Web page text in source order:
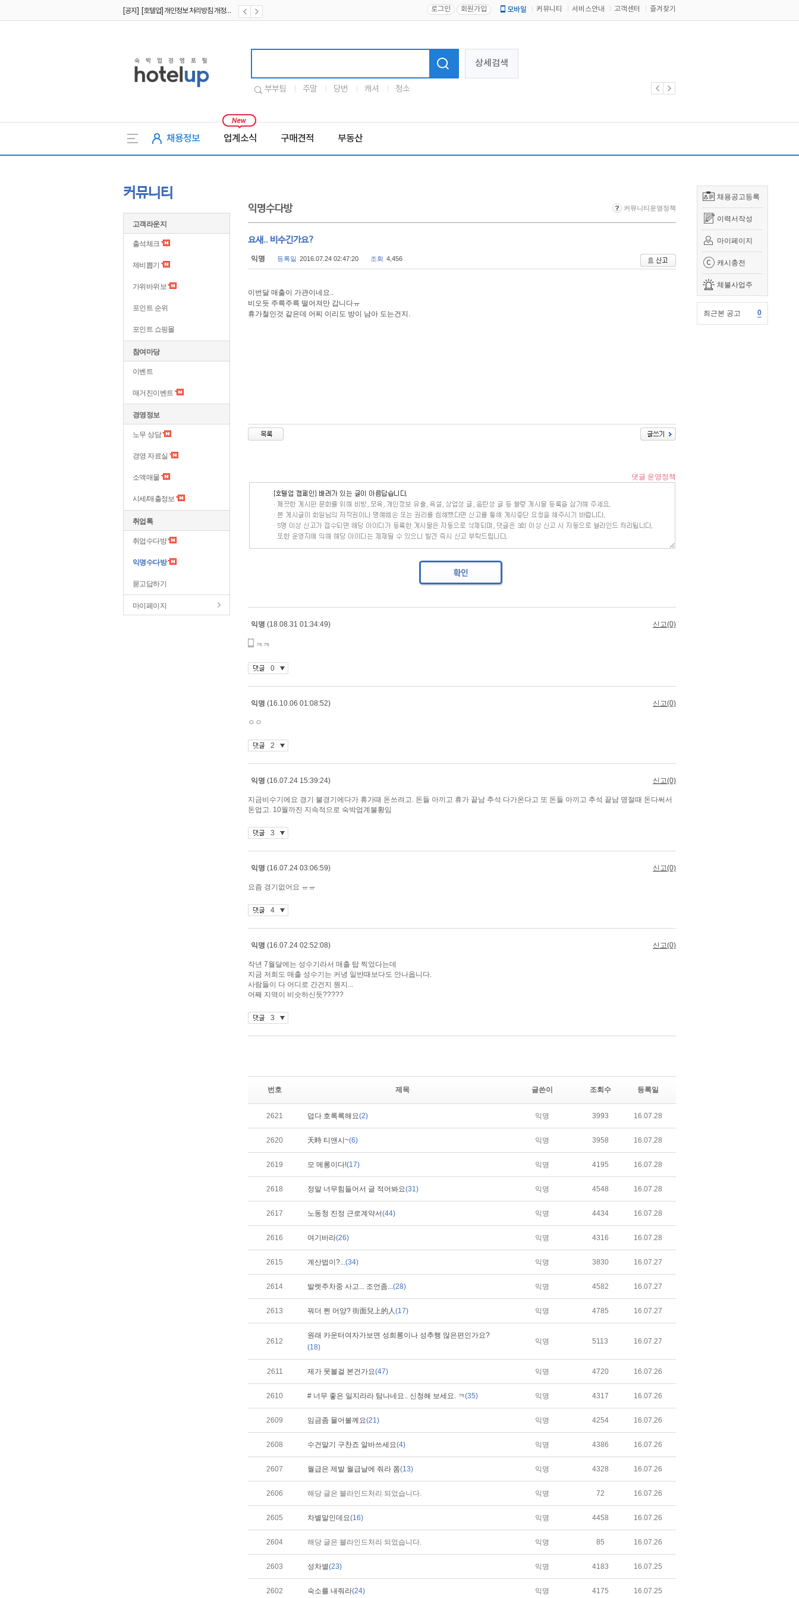
[공지] [호텔업] 개인정보 처리방침 개정본1 (19.09.02) 로그인 회원가입 모바일 커뮤니티 서비스안내 고객센터 즐겨찾기
상세검색
부부팀 주말 당번 캐셔 청소
채용정보 업계소식 구매견적 부동산
채용공고등록
이력서작성
마이페이지
캐시충전
체불사업주
최근본 공고 0
커뮤니티
고객라운지
출석체크
제비뽑기
가위바위보
포인트 순위
포인트 쇼핑몰
참여마당
이벤트
매거진이벤트
경영정보
노무 상담
경영 자료실
소액매물
시세/매출정보
취업톡
취업수다방
익명수다방
묻고답하기
마이페이지
익명수다방 커뮤니티운영정책
요새.. 비수긴가요?
익명 등록일 2016.07.24 02:47:20 조회 4,456
이번달 매출이 가관이네요..
비오듯 주륵주륵 떨어져만 갑니다ㅠ
휴가철인것 같은데 어찌 이리도 방이 남아 도는건지.
번호 제목 글쓴이 조회수 등록일
2621 덥다 호록록해요(2) 익명 3993 16.07.28
2620 天時 티앤시~(6) 익명 3958 16.07.28
2619 모 메롱이다!(17) 익명 4195 16.07.28
2618 정말 너무힘들어서 글 적어봐요(31) 익명 4548 16.07.28
2617 노동청 진정 근로계약서(44) 익명 4434 16.07.28
2616 여기바라(26) 익명 4316 16.07.28
2615 계산법이?...(34) 익명 3830 16.07.27
2614 발렛주차중 사고... 조언좀...(28) 익명 4582 16.07.27
2613 꿔더 쩐 머양? 街面兒上的人(17) 익명 4785 16.07.27
2612
원래 카운터여자가보면 성희롱이나 성추행 많은편인가요?
(18)
익명 5113 16.07.27
2611 제가 못볼걸 본건가요(47) 익명 4720 16.07.26
2610 # 너무 좋은 일지라라 탐나네요.. 신청해 보세요. ㅋ(35) 익명 4317 16.07.26
2609 임금좀 물어볼께요(21) 익명 4254 16.07.26
2608 수건말기 구찬죠 알바쓰세요(4) 익명 4386 16.07.26
2607 월급은 제발 월급날에 줘라 쫌(13) 익명 4328 16.07.26
2606 해당 글은 블라인드처리 되었습니다. 익명 72 16.07.26
2605 차별말인데요(16) 익명 4458 16.07.26
2604 해당 글은 블라인드처리 되었습니다. 익명 85 16.07.26
2603 성차별(23) 익명 4183 16.07.25
2602 숙소를 내줘라(24) 익명 4175 16.07.25